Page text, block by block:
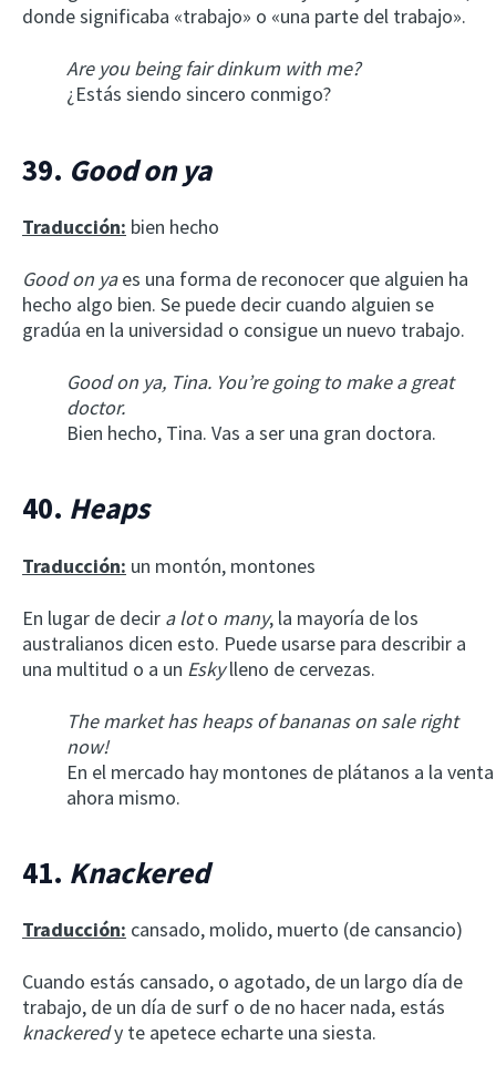
donde significaba «trabajo» o «una parte del trabajo».
Are you being fair dinkum with me?
¿Estás siendo sincero conmigo?
39. Good on ya
Traducción: bien hecho
Good on yaes una forma de reconocer que alguien ha
hecho algo bien. Se puede decir cuando alguien se
gradúa en la universidad o consigue un nuevo trabajo.
Good on ya, Tina. You’re going to make a great
doctor.
Bien hecho, Tina. Vas a ser una gran doctora.
40. Heaps
Traducción: un montón, montones
En lugar de decir a loto many, la mayoría de los
australianos dicen esto. Puede usarse para describir a
una multitud o a un Eskylleno de cervezas.
The market has heaps of bananas on sale right
now!
En el mercado hay montones de plátanos a la venta
ahora mismo.
41. Knackered
Traducción: cansado, molido, muerto (de cansancio)
Cuando estás cansado, o agotado, de un largo día de
trabajo, de un día de surf o de no hacer nada, estás
knackeredy te apetece echarte una siesta.
This website uses cookies to improve user
experience. By using our website you
our Cookie Policy.Read more
SHOW DETAILS